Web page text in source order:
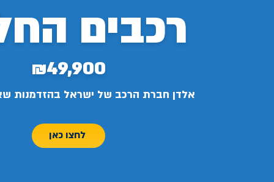
רכבים
₪49,900
אלדן חברת הרכב של ישראל בהזדמנות
לחצו כאן